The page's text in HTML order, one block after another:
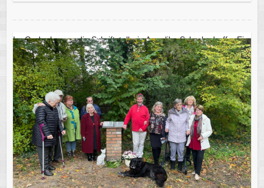
Im Gedenken an die Schriftstellerin Angelika Schrobsdorff – Ein
interessanter Nachmittag in Pätz